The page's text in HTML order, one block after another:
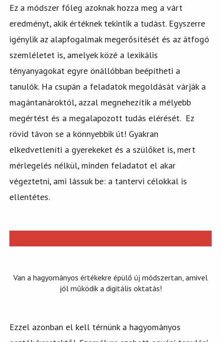
Ez a módszer főleg azoknak hozza meg a várt
eredményt, akik értéknek tekintik a tudást. Egyszerre
igénylik az alapfogalmak megerősítését és az átfogó
szemléletet is, amelyek közé a lexikális
tényanyagokat egyre önállóbban beépítheti a
tanulók. Ha csupán a feladatok megoldását várják a
magántanároktól, azzal megnehezítik a mélyebb
megértést és a megalapozott tudás elérését. Ez
rövid távon se a könnyebbik út! Gyakran
elkedvetleníti a gyerekeket és a szülőket is, mert
mérlegelés nélkül, minden feladatot el akar
végeztetni, ami lássuk be: a tantervi célokkal is
ellentétes.
Van a hagyományos értékekre épülő új módszertan, amivel
jól működik a digitális oktatás!
Ezzel azonban el kell térnünk a hagyományos